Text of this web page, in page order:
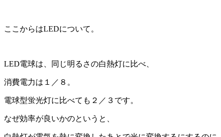
ここからはLEDについて。
LED電球は、同じ明るさの白熱灯に比べ、
消費電力は１／８。
電球型蛍光灯に比べても２／３です。
なぜ効率が良いかのというと、